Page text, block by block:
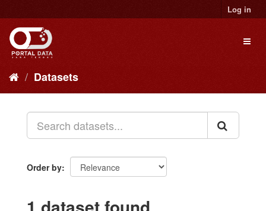
to
content
Log in
Datasets
Order by